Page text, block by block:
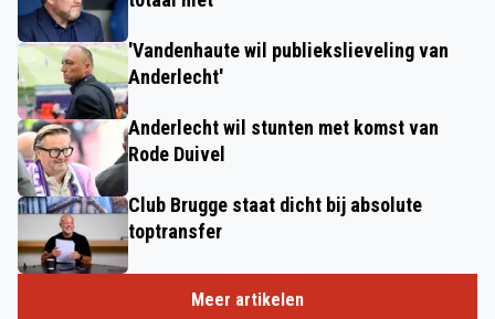
'Vandenhaute wil publiekslieveling van
Anderlecht'
Anderlecht wil stunten met komst van
Rode Duivel
Club Brugge staat dicht bij absolute
toptransfer
Meer artikelen